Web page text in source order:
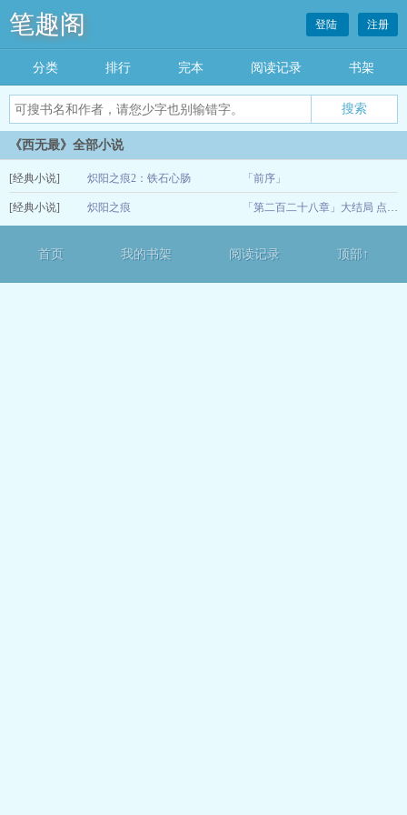
笔趣阁 登陆 注册
分类 排行 完本 阅读记录 书架
《西无最》全部小说
[经典小说] 炽阳之痕2：铁石心肠 「前序」
06-03
[经典小说] 炽阳之痕 「第二百二十八章」大结局 点灯（下）
首页 我的书架 阅读记录 顶部↑